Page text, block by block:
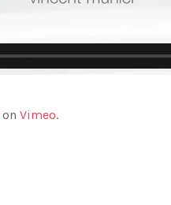
on Vimeo.